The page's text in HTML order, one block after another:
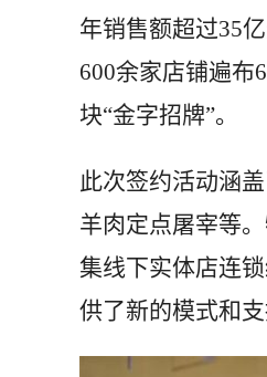
年销售额超过35
600余家店铺遍布
块“金字招牌”。
此次签约活动涵
羊肉定点屠宰等
集线下实体店连
供了新的模式和支